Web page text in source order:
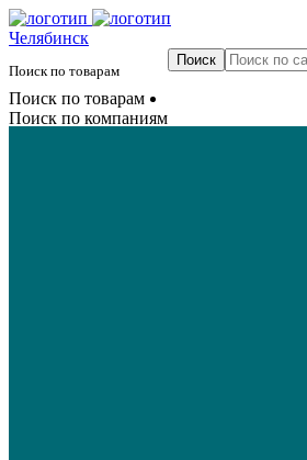
Челябинск
Поиск по товарам
Поиск по товарам
Поиск по компаниям